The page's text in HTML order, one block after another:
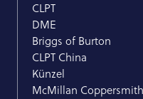
CLPT
DME
Briggs of Burton
CLPT China
Künzel
McMillan